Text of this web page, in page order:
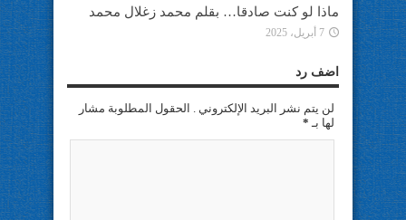
ماذا لو كنت صادقا… بقلم محمد زغلال محمد
7 أبريل، 2025
اضف رد
لن يتم نشر البريد الإلكتروني . الحقول المطلوبة مشار
لها بـ *